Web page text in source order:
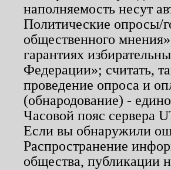
наполняемость несут
Политические опросы/
общественного
гарантиях
Федерации»; считать,
проведение опроса и
(обнародование) -
Часовой пояс сервера
Если вы обнаружили
Распространение
общества, публикации